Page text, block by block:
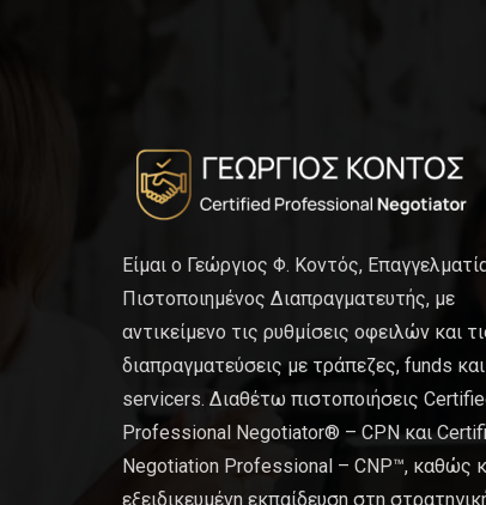
Είμαι ο Γεώργιος Φ. Κοντός,
Πιστοποιημένος Διαπραγματευτής, με
αντικείμενο τις ρυθμίσεις οφειλών και
διαπραγματεύσεις με τράπεζες, funds και
servicers. Διαθέτω πιστοποιήσεις
Professional Negotiator® – CPN και
Negotiation Professional – CNP™, καθώς
εξειδικευμένη εκπαίδευση στη